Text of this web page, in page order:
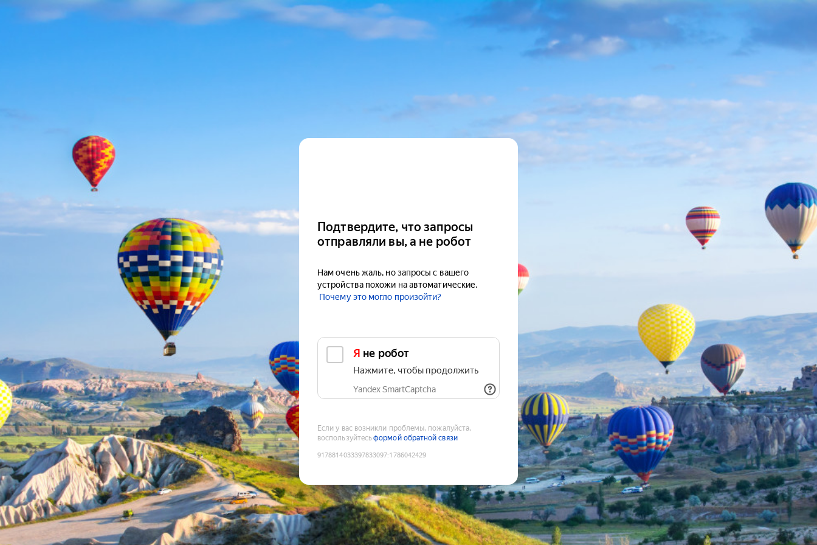
Подтвердите, что запросы
отправляли вы, а не робот
Нам очень жаль, но запросы с вашего
устройства похожи на автоматические.
Почему это могло произойти?
Я не робот
Нажмите, чтобы продолжить
Yandex SmartCaptcha
Если у вас возникли проблемы, пожалуйста,
воспользуйтесьформой обратной связи
9178814033397833097:1786042429